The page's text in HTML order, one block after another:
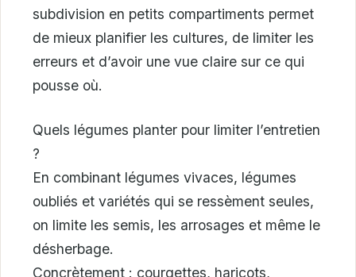
subdivision en petits compartiments permet
de mieux planifier les cultures, de limiter les
erreurs et d’avoir une vue claire sur ce qui
pousse où.
Quels légumes planter pour limiter l’entretien
?
En combinant légumes vivaces, légumes
oubliés et variétés qui se ressèment seules,
on limite les semis, les arrosages et même le
désherbage.
Concrètement : courgettes, haricots,